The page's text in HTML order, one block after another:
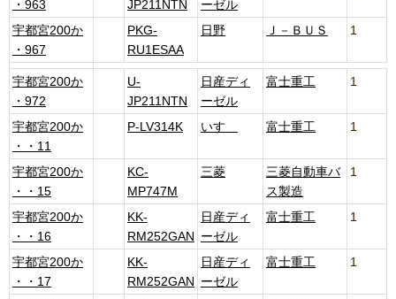
・963
JP211NTN
ーゼル
宇都宮200か
・967
PKG-
RU1ESAA
日野 Ｊ－ＢＵＳ 1
宇都宮200か
・972
U-
JP211NTN
日産ディ
ーゼル
富士重工 1
宇都宮200か
・・11
P-LV314K いすゞ 富士重工 1
宇都宮200か
・・15
KC-
MP747M
三菱
三菱自動車バ
ス製造
1
宇都宮200か
・・16
KK-
RM252GAN
日産ディ
ーゼル
富士重工 1
宇都宮200か
・・17
KK-
RM252GAN
日産ディ
ーゼル
富士重工 1